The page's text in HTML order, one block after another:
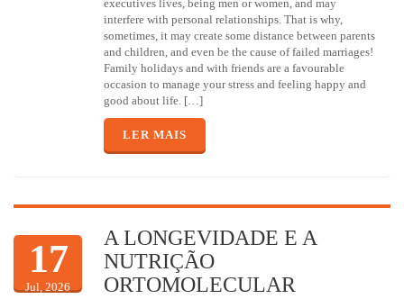
executives lives, being men or women, and may
interfere with personal relationships. That is why,
sometimes, it may create some distance between parents
and children, and even be the cause of failed marriages!
Family holidays and with friends are a favourable
occasion to manage your stress and feeling happy and
good about life. […]
LER MAIS
17
Jul, 2026
A LONGEVIDADE E A
NUTRIÇÃO
ORTOMOLECULAR